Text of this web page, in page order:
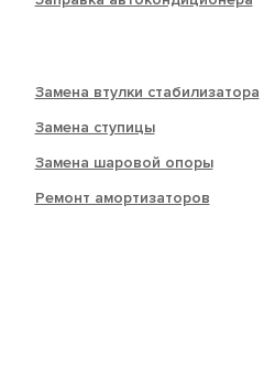
Замена втулки стабилизатора
Замена ступицы
Замена шаровой опоры
Ремонт амортизаторов